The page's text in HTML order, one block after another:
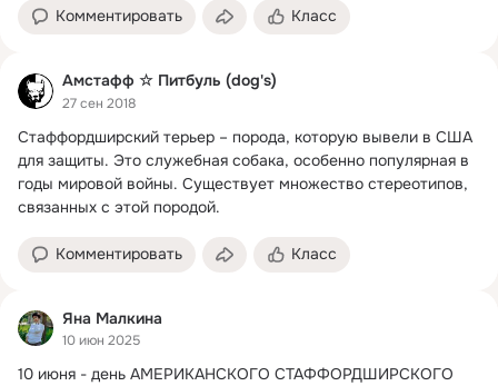
Комментировать Класс
Амстафф ☆ Питбуль (dog's)
27 сен 2018
Стаффордширский терьер – порода, которую вывели в США
для защиты. Это служебная собака, особенно популярная в
годы мировой войны. Существует множество стереотипов,
связанных с этой породой.
Комментировать Класс
Яна Малкина
10 июн 2025
10 июня - день АМЕРИКАНСКОГО СТАФФОРДШИРСКОГО